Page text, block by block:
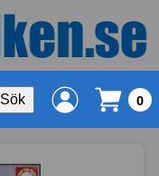
Sök 0